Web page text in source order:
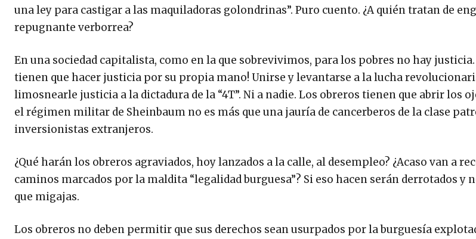
una ley para castigar a las maquiladoras golondrinas”. Puro cuento. ¿A quién tratan de
repugnante verborrea?
En una sociedad capitalista, como en la que sobrevivimos, para los pobres no hay justicia.
tienen que hacer justicia por su propia mano! Unirse y levantarse a la lucha
limosnearle justicia a la dictadura de la “4T”. Ni a nadie. Los obreros tienen que abrir los
el régimen militar de Sheinbaum no es más que una jauría de cancerberos de la clase
inversionistas extranjeros.
¿Qué harán los obreros agraviados, hoy lanzados a la calle, al desempleo? ¿Acaso van a
caminos marcados por la maldita “legalidad burguesa”? Si eso hacen serán derrotados y
que migajas.
Los obreros no deben permitir que sus derechos sean usurpados por la burguesía